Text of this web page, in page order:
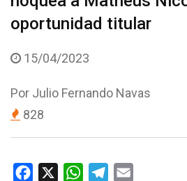
oportunidad titular
15/04/2023
Por Julio Fernando Navas
828
W